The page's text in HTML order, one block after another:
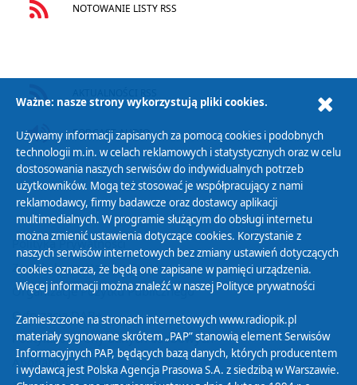
NOTOWANIE LISTY RSS
PODCAST AUDIO
Polityka Prywatności
Zasady korzystania z Serwisu
Organizacje Pożytku Publicznego
Cyfryzacja DAB+
Polityka ochrony danych osobowych
Abonament
Ważne: nasze strony wykorzystują pliki cookies.
Używamy informacji zapisanych za pomocą cookies i podobnych
technologii m.in. w celach reklamowych i statystycznych oraz w celu
dostosowania naszych serwisów do indywidualnych potrzeb
użytkowników. Mogą też stosować je współpracujący z nami
reklamodawcy, firmy badawcze oraz dostawcy aplikacji
multimedialnych. W programie służącym do obsługi internetu
można zmienić ustawienia dotyczące cookies. Korzystanie z
naszych serwisów internetowych bez zmiany ustawień dotyczących
cookies oznacza, że będą one zapisane w pamięci urządzenia.
Więcej informacji można znaleźć w naszej Polityce prywatności
Zamieszczone na stronach internetowych www.radiopik.pl
materiały sygnowane skrótem „PAP” stanowią element Serwisów
Informacyjnych PAP, będących bazą danych, których producentem
i wydawcą jest Polska Agencja Prasowa S.A. z siedzibą w Warszawie.